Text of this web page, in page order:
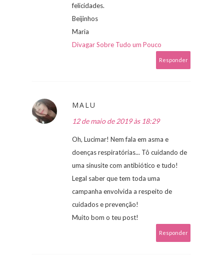
felicidades.
Beijinhos
Maria
Divagar Sobre Tudo um Pouco
Responder
MALU
12 de maio de 2019 às 18:29
Oh, Lucimar! Nem fala em asma e
doenças respiratórias... Tô cuidando de
uma sinusite com antibiótico e tudo!
Legal saber que tem toda uma
campanha envolvida a respeito de
cuidados e prevenção!
Muito bom o teu post!
Responder